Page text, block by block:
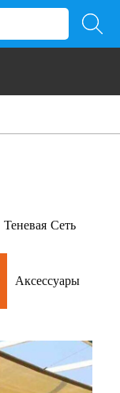
Теневая Сеть
Аксессуары